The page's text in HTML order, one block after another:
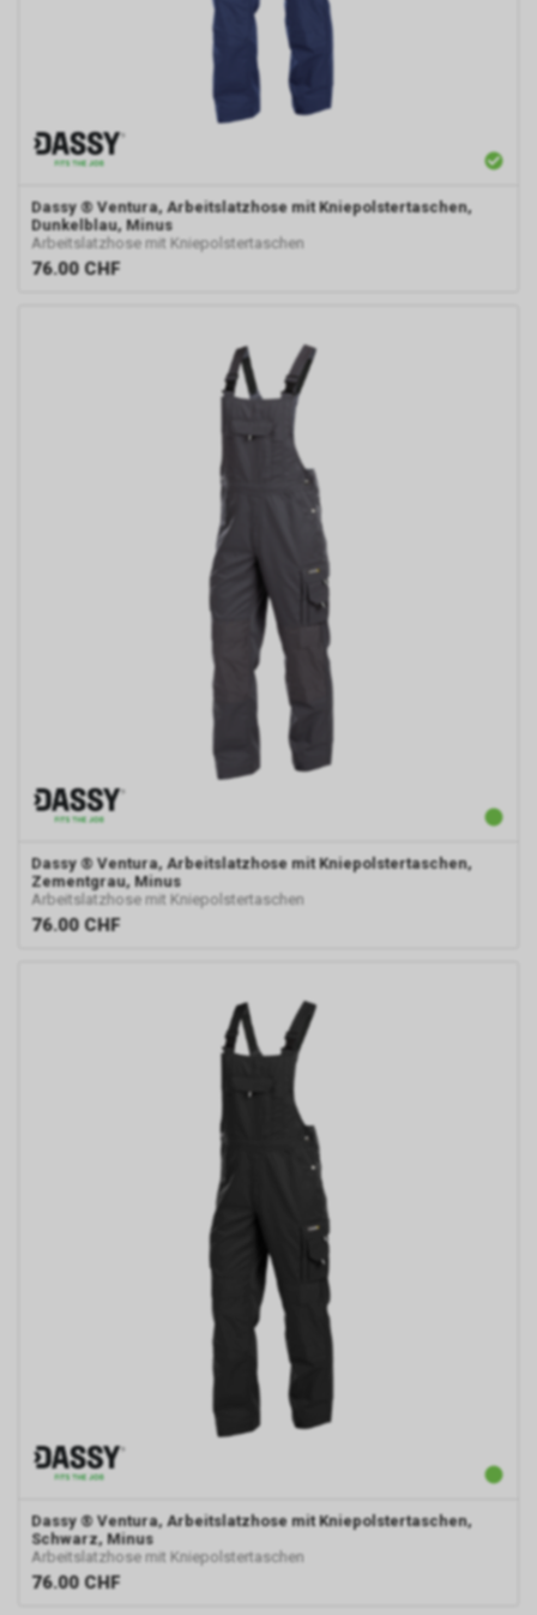
Dassy ® Ventura, Arbeitslatzhose mit Kniepolstertaschen,
Dunkelblau, Minus
Arbeitslatzhose mit Kniepolstertaschen
76.00 CHF
Dassy ® Ventura, Arbeitslatzhose mit Kniepolstertaschen,
Zementgrau, Minus
Arbeitslatzhose mit Kniepolstertaschen
76.00 CHF
Dassy ® Ventura, Arbeitslatzhose mit Kniepolstertaschen,
Schwarz, Minus
Arbeitslatzhose mit Kniepolstertaschen
76.00 CHF